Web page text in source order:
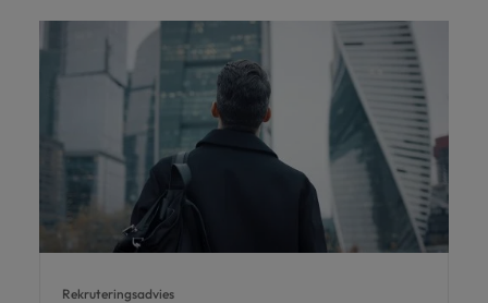
Rekruteringsadvies